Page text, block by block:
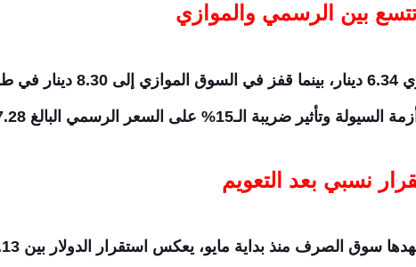
بين الرسمي والموازي
سجل الدولار في مصرف ليبيا
نسبي بعد التعويم